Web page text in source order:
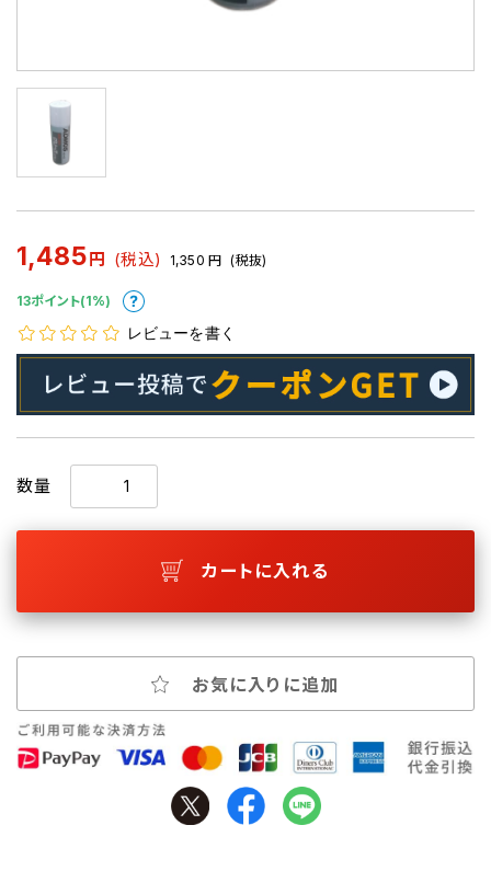
1,485 円 (税込) 1,350 円 (税抜)
13ポイント(1%)
レビューを書く
数量
カートに入れる
お気に入りに追加